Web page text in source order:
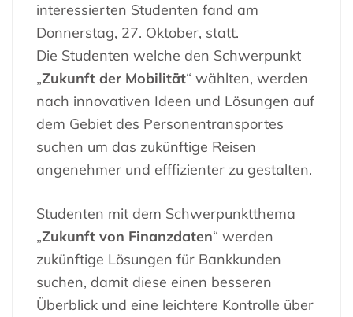
interessierten Studenten fand am
Donnerstag, 27. Oktober, statt.
Die Studenten welche den Schwerpunkt
„Zukunft der Mobilität“ wählten, werden
nach innovativen Ideen und Lösungen auf
dem Gebiet des Personentransportes
suchen um das zukünftige Reisen
angenehmer und efffizienter zu gestalten.
Studenten mit dem Schwerpunktthema
„Zukunft von Finanzdaten“ werden
zukünftige Lösungen für Bankkunden
suchen, damit diese einen besseren
Überblick und eine leichtere Kontrolle über